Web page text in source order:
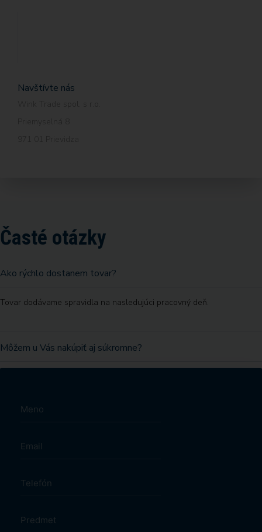
Navštívte nás
Časté otázky
Ako rýchlo dostanem tovar?
Tovar dodávame spravidla na nasledujúci pracovný deň.
Môžem u Vás nakúpiť aj súkromne?